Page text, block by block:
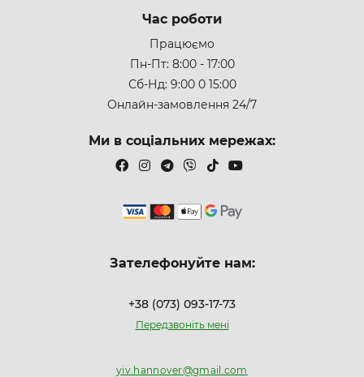
Час роботи
Працюємо
Пн-Пт: 8:00 - 17:00
Сб-Нд: 9:00 0 15:00
Онлайн-замовлення 24/7
Ми в соціальних мережах:
Зателефонуйте нам:
+38 (073) 093-17-73
Передзвоніть мені
yiv.hannover@gmail.com